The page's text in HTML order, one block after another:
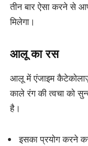
तीन बार ऐसा करने से
मिलेगा।
आलू का रस
आलू में एंजाइम कैटेकोलाज़
काले रंग की त्वचा को
है।
इसका प्रयोग करने